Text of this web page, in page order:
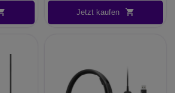
Jetzt kaufen